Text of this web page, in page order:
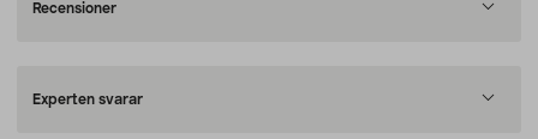
Recensioner
Experten svarar